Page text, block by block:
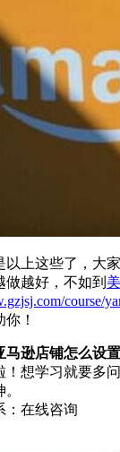
上这些了，大
越好，不如到
course/
！
马逊店铺怎么设
！想学习就要多
在线咨询